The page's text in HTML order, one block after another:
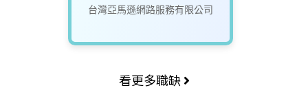
Engineer)
台灣亞馬遜網路服務有限公司
看更多職缺